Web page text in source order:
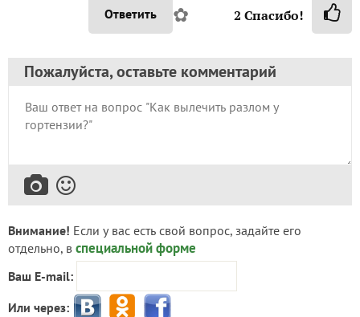
Ответить ✿ 2 Спасибо!
Пожалуйста, оставьте комментарий
Внимание! Если у вас есть свой вопрос, задайте его
отдельно, в специальной форме
Ваш E-mail:
Или через: